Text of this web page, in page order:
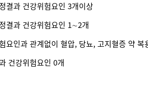
결과 건강위험요인 3개이상
결과 건강위험요인 1∼2개
요인과 관계없이 혈압, 당뇨, 고지혈증 약 복
건강위험요인 0개